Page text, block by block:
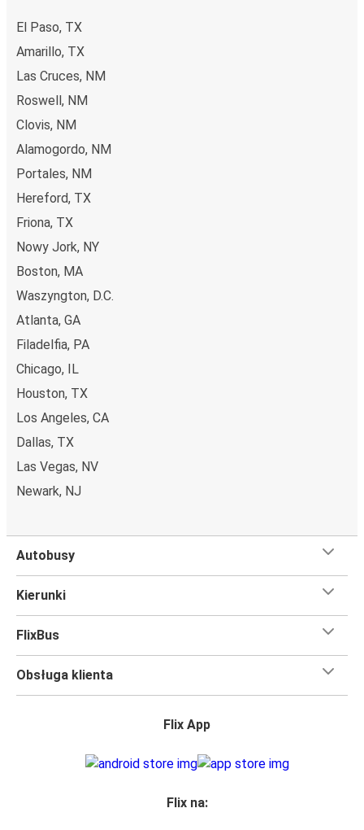
El Paso, TX
Amarillo, TX
Las Cruces, NM
Roswell, NM
Clovis, NM
Alamogordo, NM
Portales, NM
Hereford, TX
Friona, TX
Nowy Jork, NY
Boston, MA
Waszyngton, D.C.
Atlanta, GA
Filadelfia, PA
Chicago, IL
Houston, TX
Los Angeles, CA
Dallas, TX
Las Vegas, NV
Newark, NJ
Autobusy
Kierunki
FlixBus
Obsługa klienta
Flix App
Flix na: